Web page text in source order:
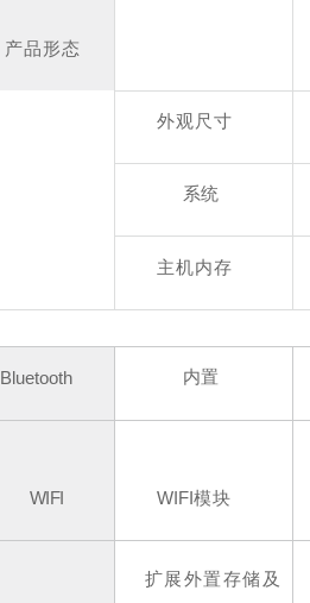
产品形态
外观尺寸
系统
主机内存
Bluetooth 内置
WIFI WIFI模块
扩展外置存储 及